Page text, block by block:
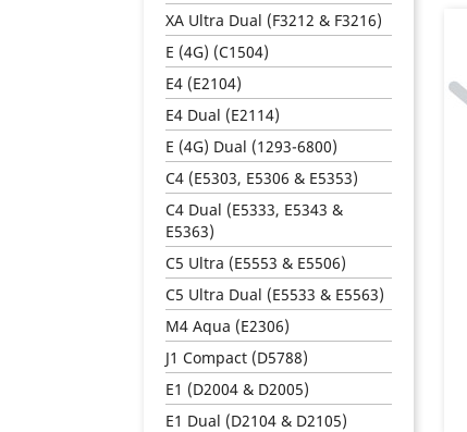
XA Ultra Dual (F3212 & F3216)
E (4G) (C1504)
E4 (E2104)
E4 Dual (E2114)
E (4G) Dual (1293-6800)
C4 (E5303, E5306 & E5353)
C4 Dual (E5333, E5343 &
E5363)
C5 Ultra (E5553 & E5506)
C5 Ultra Dual (E5533 & E5563)
M4 Aqua (E2306)
J1 Compact (D5788)
E1 (D2004 & D2005)
E1 Dual (D2104 & D2105)